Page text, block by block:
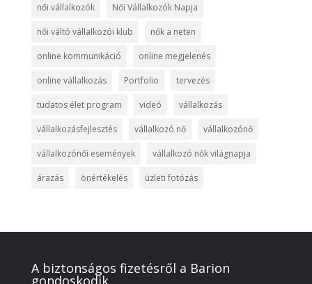
női vállalkozók Női Vállalkozók Napja
női váltó vállalkozói klub nők a neten
online kommunikáció online megjelenés
online vállalkozás Portfolio tervezés
tudatos élet program videó vállalkozás
vállalkozásfejlesztés vállalkozó nő vállalkozónő
vállalkozónői események vállalkozó nők világnapja
árazás önértékelés üzleti fotózás
A biztonságos fizetésről a Barion
gondoskodik.